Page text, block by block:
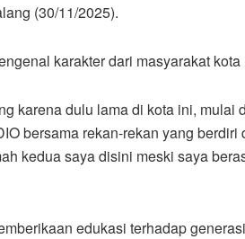
(30/11/2025).
karakter dari masyarakat kota
karena dulu lama di kota ini, mulai
bersama rekan-rekan yang
kedua saya disini meski saya
edukasi terhadap